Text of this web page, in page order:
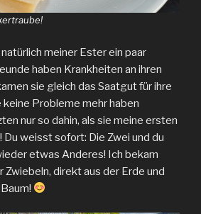
meiner Ester ein paar
haben Krankheiten an ihren
sie gleich das Saatgut für ihre
Probleme mehr haben
nur so dahin, als sie meine ersten
weisst sofort: Die Zwei und du
etwas Anderes! Ich bekam
direkt aus der Erde und